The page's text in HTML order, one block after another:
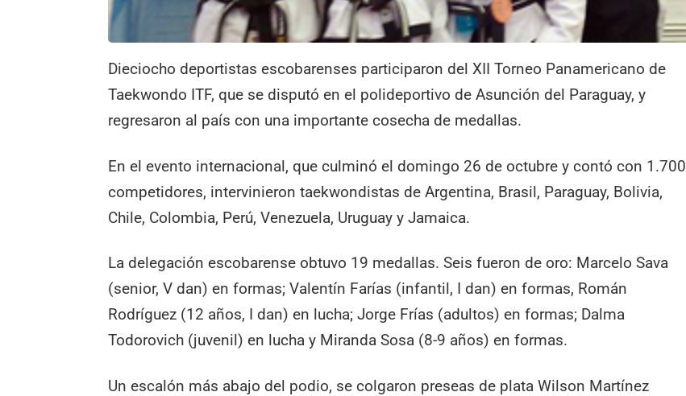
Dieciocho deportistas escobarenses participaron del XII Torneo Panamericano de
Taekwondo ITF, que se disputó en el polideportivo de Asunción del Paraguay, y
regresaron al país con una importante cosecha de medallas.
En el evento internacional, que culminó el domingo 26 de octubre y contó con 1.700
competidores, intervinieron taekwondistas de Argentina, Brasil, Paraguay, Bolivia,
Chile, Colombia, Perú, Venezuela, Uruguay y Jamaica.
La delegación escobarense obtuvo 19 medallas. Seis fueron de oro: Marcelo Sava
(senior, V dan) en formas; Valentín Farías (infantil, I dan) en formas, Román
Rodríguez (12 años, I dan) en lucha; Jorge Frías (adultos) en formas; Dalma
Todorovich (juvenil) en lucha y Miranda Sosa (8-9 años) en formas.
Un escalón más abajo del podio, se colgaron preseas de plata Wilson Martínez